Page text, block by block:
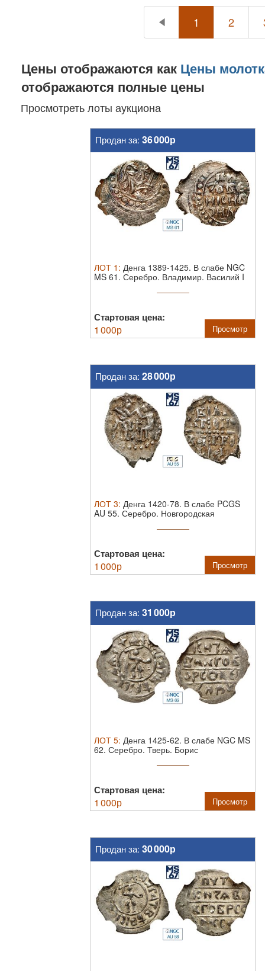
1 2
Цены отображаются как Цены
отображаются полные цены
Просмотреть лоты аукциона
Продан за: 36 000р
ЛОТ 1 : Денга 1389-1425. В слабе NGC
MS 61. Серебро. Владимир. Василий I
Стартовая цена:
1 000р Просмотр
Продан за: 28 000р
ЛОТ 3: Денга 1420-78. В слабе PCGS
AU 55. Серебро. Новгородская
Стартовая цена:
1 000р Просмотр
Продан за: 31 000р
ЛОТ 5: Денга 1425-62. В слабе NGC MS
62. Серебро. Тверь. Борис
Стартовая цена:
1 000р Просмотр
Продан за: 30 000р